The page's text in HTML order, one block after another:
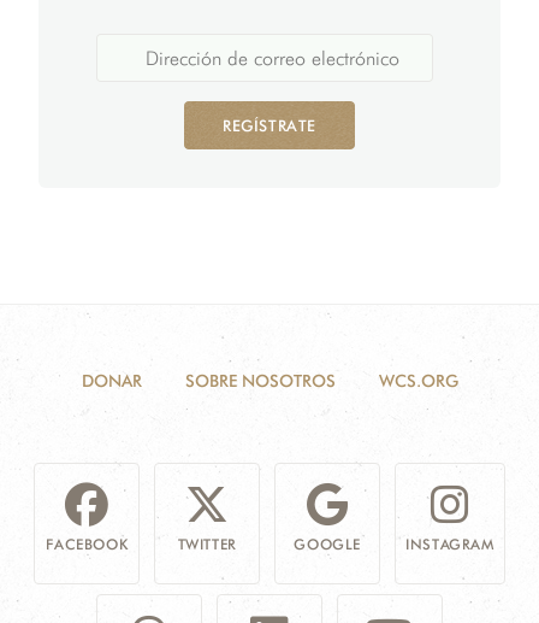
REGÍSTRATE
DONAR SOBRE NOSOTROS WCS.ORG
FACEBOOK TWITTER GOOGLE INSTAGRAM